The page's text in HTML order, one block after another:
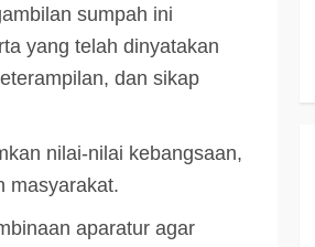
sumpah ini
yang telah dinyatakan
dan sikap
nilai-nilai kebangsaan,
masyarakat.
aparatur agar